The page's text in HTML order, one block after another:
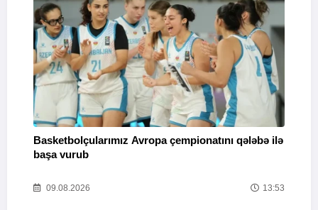
Basketbolçularımız Avropa çempionatını qələbə ilə
başa vurub
09.08.2026 13:53